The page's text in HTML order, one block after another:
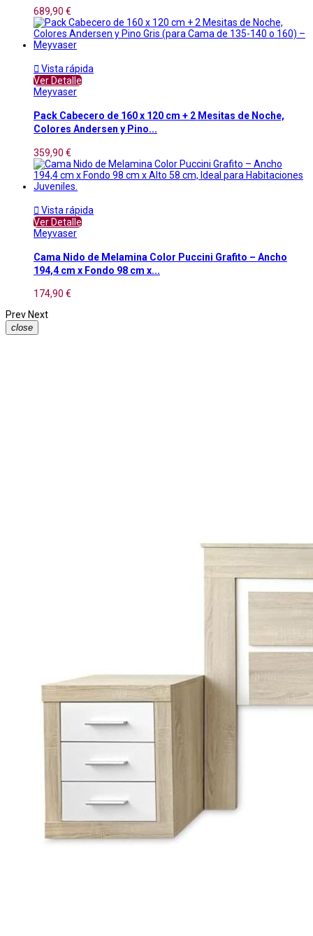
689,90 €
 Vista rápida
Ver Detalle
Meyvaser
Pack Cabecero de 160 x 120 cm + 2 Mesitas de Noche,
Colores Andersen y Pino...
359,90 €
 Vista rápida
Ver Detalle
Meyvaser
Cama Nido de Melamina Color Puccini Grafito – Ancho
194,4 cm x Fondo 98 cm x...
174,90 €
Prev Next
close